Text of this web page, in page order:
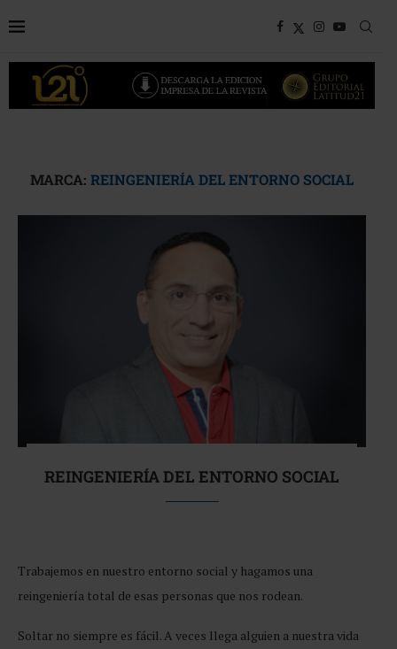
MARCA: REINGENIERÍA DEL ENTORNO SOCIAL
REINGENIERÍA DEL ENTORNO SOCIAL
Trabajemos en nuestro entorno social y hagamos una
reingeniería total de esas personas que nos rodean.
Soltar no siempre es fácil. A veces llega alguien a nuestra vida